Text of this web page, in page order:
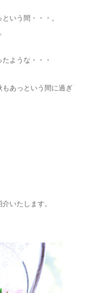
いう間・・・。
ような・・・
あっという間に過ぎ
いたします。